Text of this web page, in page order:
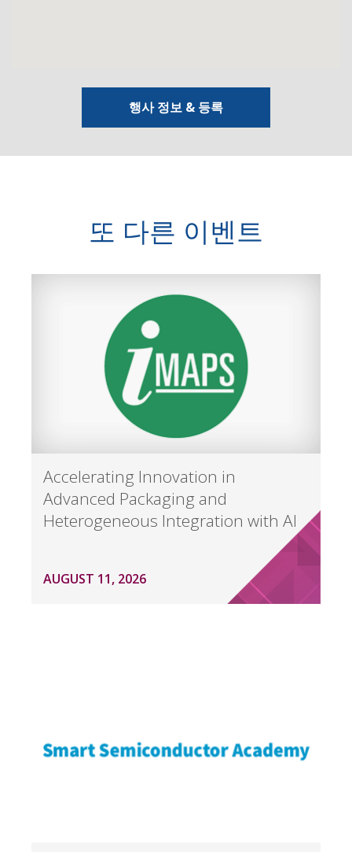
행사 정보 & 등록
또 다른 이벤트
Accelerating Innovation in
Advanced Packaging and
Heterogeneous Integration with AI
AUGUST 11, 2026